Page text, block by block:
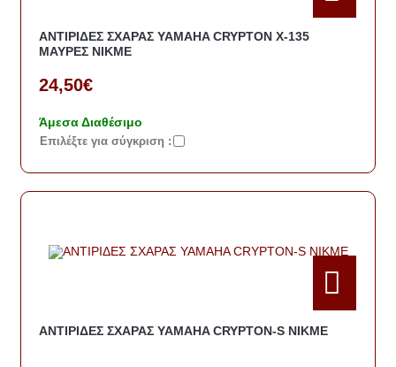
ΑΝΤΙΡΙΔΕΣ ΣΧΑΡΑΣ YAMAHA CRYPTON X-135
ΜΑΥΡΕΣ ΝΙΚΜΕ
24,50€
Άμεσα Διαθέσιμο
Eπιλέξτε για σύγκριση :
ΑΝΤΙΡΙΔΕΣ ΣΧΑΡΑΣ YAMAHA CRYPTON-S NIKME